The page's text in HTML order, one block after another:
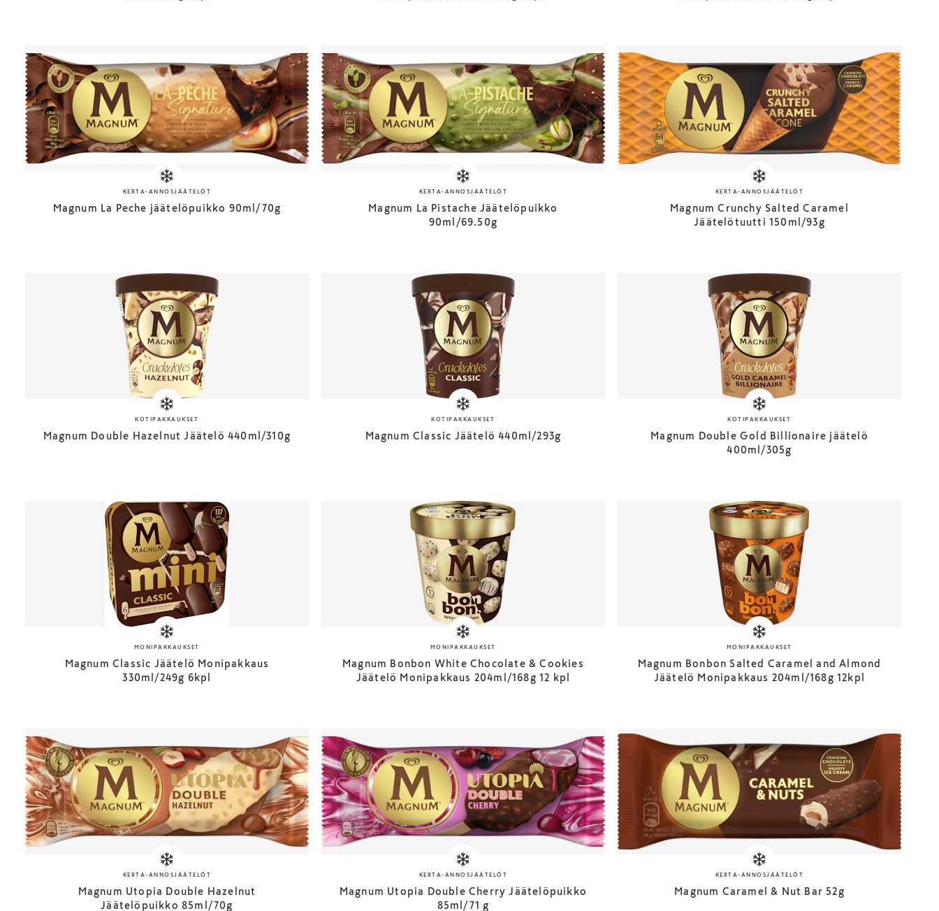
KERTA-ANNOSJÄÄTELÖT
Magnum La Peche jäätelöpuikko 90ml/70g
KERTA-ANNOSJÄÄTELÖT
Magnum La Pistache Jäätelöpuikko
90ml/69.50g
KERTA-ANNOSJÄÄTELÖT
Magnum Crunchy Salted Caramel
Jäätelötuutti 150ml/93g
KOTIPAKKAUKSET
Magnum Double Hazelnut Jäätelö 440ml/310g
KOTIPAKKAUKSET
Magnum Classic Jäätelö 440ml/293g
KOTIPAKKAUKSET
Magnum Double Gold Billionaire jäätelö
400ml/305g
MONIPAKKAUKSET
Magnum Classic Jäätelö Monipakkaus
330ml/249g 6kpl
MONIPAKKAUKSET
Magnum Bonbon White Chocolate & Cookies
Jäätelö Monipakkaus 204ml/168g 12 kpl
MONIPAKKAUKSET
Magnum Bonbon Salted Caramel and Almond
Jäätelö Monipakkaus 204ml/168g 12kpl
KERTA-ANNOSJÄÄTELÖT
Magnum Utopia Double Hazelnut
Jäätelöpuikko 85ml/70g
KERTA-ANNOSJÄÄTELÖT
Magnum Utopia Double Cherry Jäätelöpuikko
85ml/71 g
KERTA-ANNOSJÄÄTELÖT
Magnum Caramel & Nut Bar 52g